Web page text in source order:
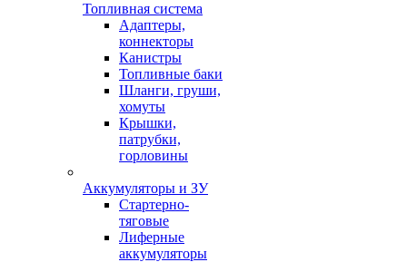
Топливная система
Адаптеры,
коннекторы
Канистры
Топливные баки
Шланги, груши,
хомуты
Крышки,
патрубки,
горловины
Аккумуляторы и ЗУ
Стартерно-
тяговые
Лиферные
аккумуляторы